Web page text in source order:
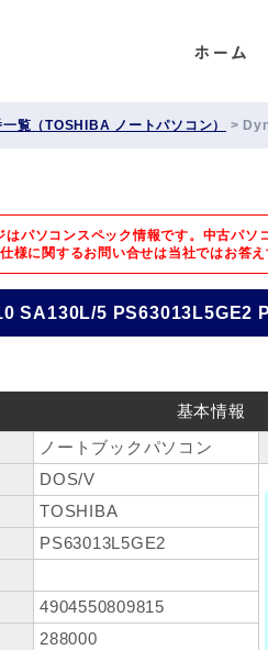
覧（TOSHIBA ノートパソコン） >
はパソコンスペック情報です。中古パソ
様に関するお問い合せは当社ではお答
SA130L/5 PS63013L5GE2
基本情報
ノートブックパソコン
DOS/V
TOSHIBA
PS63013L5GE2
4904550809815
288000